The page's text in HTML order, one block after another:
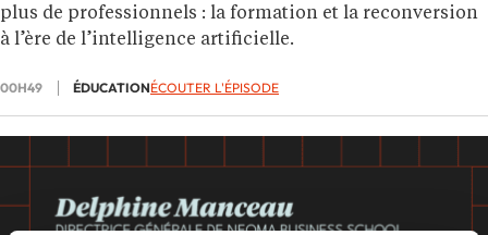
plus de professionnels : la formation et la reconversion
à l’ère de l’intelligence artificielle.
00H49 ÉDUCATIONÉCOUTER L'ÉPISODE